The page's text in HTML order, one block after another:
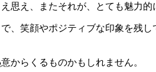
思え、またそれが、とても魅力的
、笑顔やポジティブな印象を残
からくるものかもしれません。